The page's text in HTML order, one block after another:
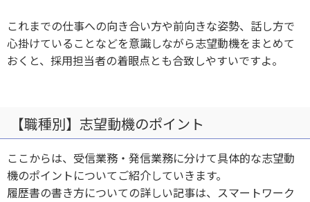
これまでの仕事への向き合い方や前向きな姿勢、話し方で
心掛けていることなどを意識しながら志望動機をまとめて
おくと、採用担当者の着眼点とも合致しやすいですよ。
【職種別】志望動機のポイント
ここからは、受信業務・発信業務に分けて具体的な志望動
機のポイントについてご紹介していきます。
履歴書の書き方についての詳しい記事は、スマートワーク